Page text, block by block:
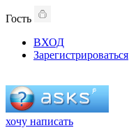
Гость
ВХОД
Зарегистрироваться
хочу написать